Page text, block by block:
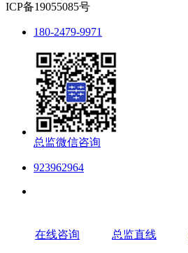
ICP备19055085号
180-2479-9971
总监微信咨询
923962964
在线咨询 总监直线